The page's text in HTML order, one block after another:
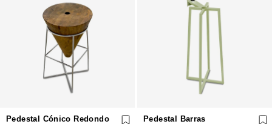
Pedestal Cónico Redondo
Pedestal Barras